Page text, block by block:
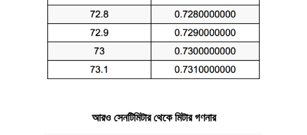
আরও সেনটিমিটার থেকে মিটার গণনার